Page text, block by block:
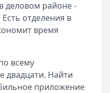
деловом районе -
отделения в
время
всему
двадцати. Найти
приложение